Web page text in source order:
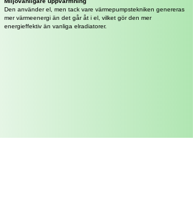
Den använder el, men tack vare värmepumpstekniken genereras
mer värmeenergi än det går åt i el, vilket gör den mer
energieffektiv än vanliga elradiatorer.​